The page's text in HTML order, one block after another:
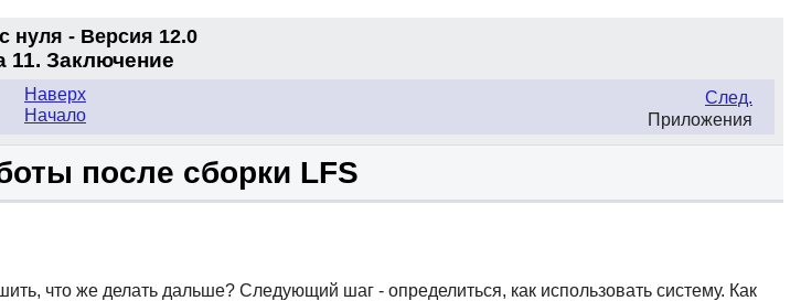
нуля - Версия 12.0
11. Заключение
След.
Приложения
Наверх
Начало
после сборки LFS
что же делать дальше? Следующий шаг - определиться, как использовать систему. Как